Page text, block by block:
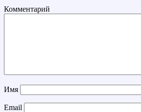
Комментарий
Имя
Email